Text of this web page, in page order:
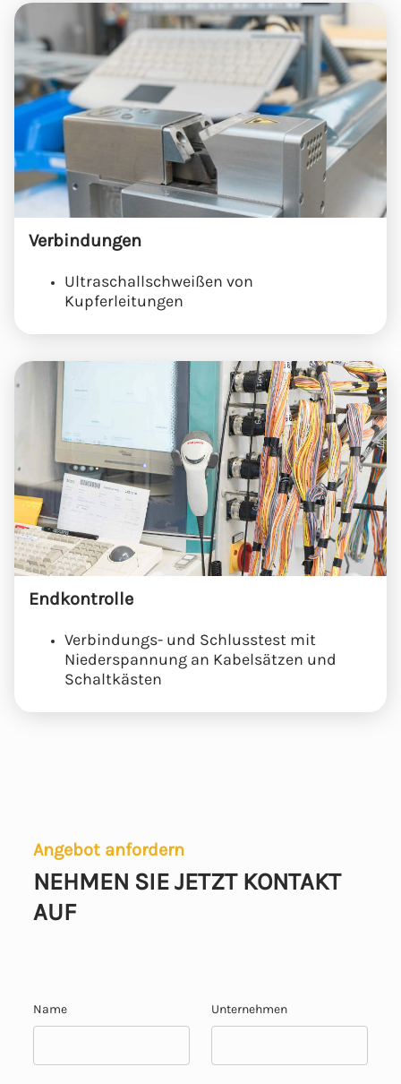
Verbindungen
Ultraschallschweißen von
Kupferleitungen
Endkontrolle
Verbindungs- und Schlusstest mit
Niederspannung an Kabelsätzen und
Schaltkästen
Angebot anfordern
NEHMEN SIE JETZT KONTAKT
AUF
Name Unternehmen